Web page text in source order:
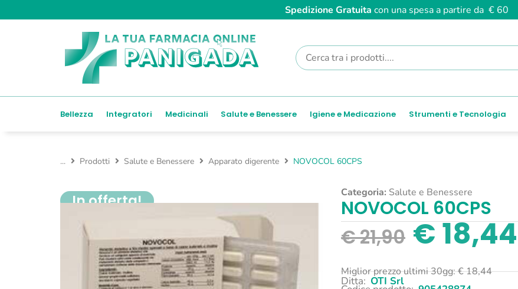
Spedizione Gratuita con una spesa a partire da € 60
Bellezza Integratori Medicinali Salute e Benessere Igiene e Medicazione Strumenti e Tecnologia
... Prodotti Salute e Benessere Apparato digerente NOVOCOL 60CPS
In offerta! Categoria: Salute e Benessere
NOVOCOL 60CPS
€21,90 €18,44
Miglior prezzo ultimi 30gg:€18,44
Ditta: OTI Srl